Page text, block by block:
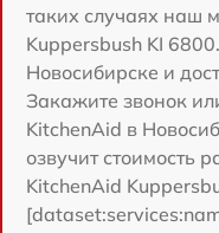
таких случаях наш
Kuppersbush KI
Новосибирске и
Закажите звонок
KitchenAid в
озвучит стоимость
KitchenAid